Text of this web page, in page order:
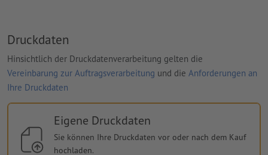
Druckdaten
Hinsichtlich der Druckdatenverarbeitung gelten die
Vereinbarung zur Auftragsverarbeitung und die Anforderungen an
Ihre Druckdaten
Eigene Druckdaten
Sie können Ihre Druckdaten vor oder nach dem Kauf
hochladen.